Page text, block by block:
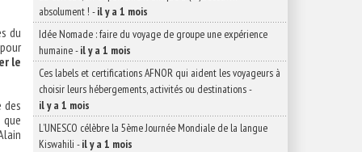
du
le
des
absolument ! -il y a 1 mois
Idée Nomade : faire du voyage de groupe une expérience
humaine-il y a 1 mois
Ces labels et certifications AFNOR qui aident les voyageurs à
choisir leurs hébergements, activités ou destinations-
il y a 1 mois
L’UNESCO célèbre la 5ème Journée Mondiale de la langue
Kiswahili -il y a 1 mois